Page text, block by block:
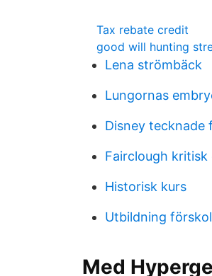
Tax rebate credit
good will hunting
Lena strömbäck
Lungornas
Disney tecknade
Fairclough kritisk
Historisk kurs
Utbildning
Med